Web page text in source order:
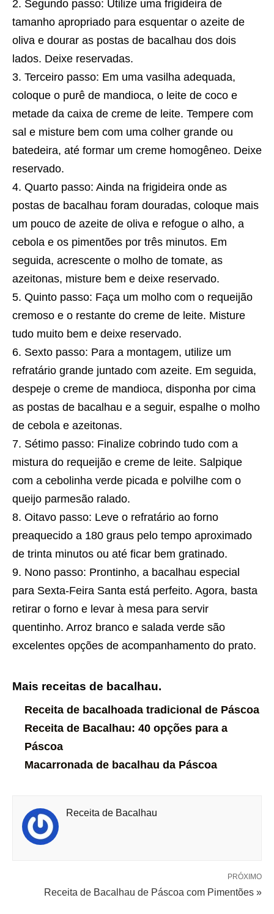
Segundo passo: Utilize uma frigideira de
tamanho apropriado para esquentar o azeite de
oliva e dourar as postas de bacalhau dos dois
lados. Deixe reservadas.
Terceiro passo: Em uma vasilha adequada,
coloque o purê de mandioca, o leite de coco e
metade da caixa de creme de leite. Tempere com
sal e misture bem com uma colher grande ou
batedeira, até formar um creme homogêneo. Deixe
reservado.
Quarto passo: Ainda na frigideira onde as
postas de bacalhau foram douradas, coloque mais
um pouco de azeite de oliva e refogue o alho, a
cebola e os pimentões por três minutos. Em
seguida, acrescente o molho de tomate, as
azeitonas, misture bem e deixe reservado.
Quinto passo: Faça um molho com o requeijão
cremoso e o restante do creme de leite. Misture
tudo muito bem e deixe reservado.
Sexto passo: Para a montagem, utilize um
refratário grande juntado com azeite. Em seguida,
despeje o creme de mandioca, disponha por cima
as postas de bacalhau e a seguir, espalhe o molho
de cebola e azeitonas.
Sétimo passo: Finalize cobrindo tudo com a
mistura do requeijão e creme de leite. Salpique
com a cebolinha verde picada e polvilhe com o
queijo parmesão ralado.
Oitavo passo: Leve o refratário ao forno
preaquecido a 180 graus pelo tempo aproximado
de trinta minutos ou até ficar bem gratinado.
Nono passo: Prontinho, a bacalhau especial
para Sexta-Feira Santa está perfeito. Agora, basta
retirar o forno e levar à mesa para servir
quentinho. Arroz branco e salada verde são
excelentes opções de acompanhamento do prato.
Mais receitas de bacalhau.
Receita de bacalhoada tradicional de Páscoa
Receita de Bacalhau: 40 opções para a
Páscoa
Macarronada de bacalhau da Páscoa
Receita de Bacalhau
PRÓXIMO
Receita de Bacalhau de Páscoa com Pimentões »